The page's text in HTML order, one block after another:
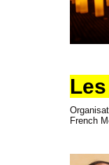
French